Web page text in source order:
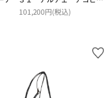
101,200円(税込)